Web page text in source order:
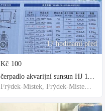
17 hodinami před
Kč 100
čerpadlo akvarijní sunsun HJ 1100
Frýdek-Místek, Frýdek-Místek District, Czechia